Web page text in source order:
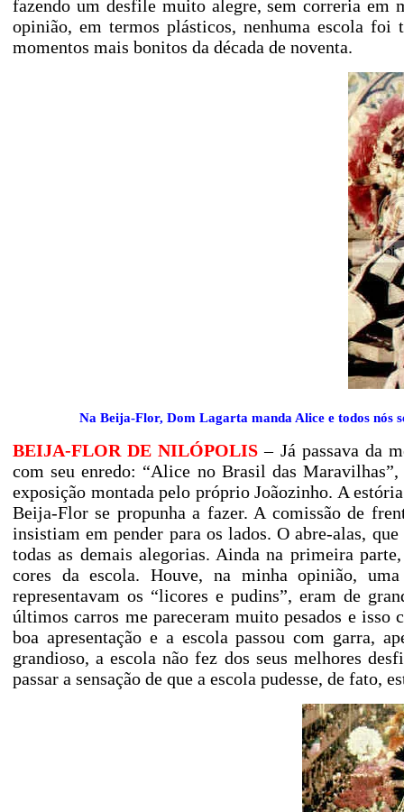
fazendo um desfile muito alegre, sem correria em
opinião, em termos plásticos, nenhuma escola
momentos mais bonitos da década de noventa.
Na Beija-Flor, Dom Lagarta manda Alice e todos nós
BEIJA-FLOR DE NILÓPOLIS – Já passava da
com seu enredo: “Alice no Brasil das
exposição montada pelo próprio Joãozinho. A
Beija-Flor se propunha a fazer. A comissão de
insistiam em pender para os lados. O abre-alas,
todas as demais alegorias. Ainda na primeira
cores da escola. Houve, na minha opinião,
representavam os “licores e pudins”, eram de
últimos carros me pareceram muito pesados e isso
boa apresentação e a escola passou com garra,
grandioso, a escola não fez dos seus melhores
passar a sensação de que a escola pudesse, de fato,